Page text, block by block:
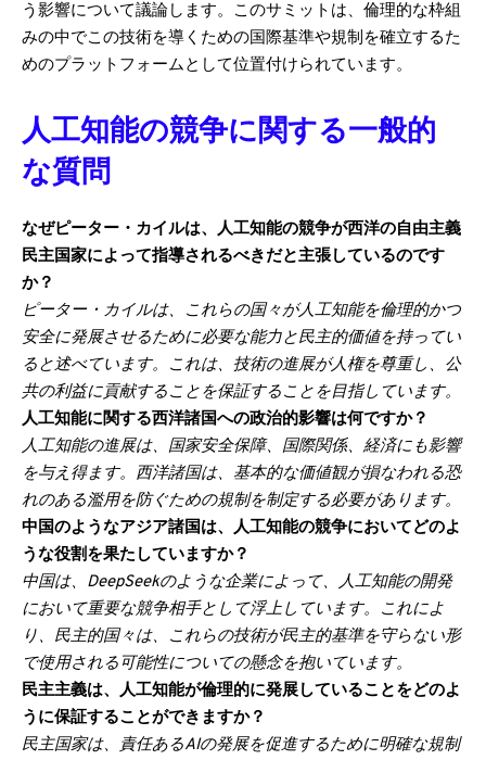
う影響について議論します。このサミットは、倫理的な枠組
みの中でこの技術を導くための国際基準や規制を確立するた
めのプラットフォームとして位置付けられています。
人工知能の競争に関する一般的
な質問
なぜピーター・カイルは、人工知能の競争が西洋の自由主義
民主国家によって指導されるべきだと主張しているのです
か？
ピーター・カイルは、これらの国々が人工知能を倫理的かつ
安全に発展させるために必要な能力と民主的価値を持ってい
ると述べています。これは、技術の進展が人権を尊重し、公
共の利益に貢献することを保証することを目指しています。
人工知能に関する西洋諸国への政治的影響は何ですか？
人工知能の進展は、国家安全保障、国際関係、経済にも影響
を与え得ます。西洋諸国は、基本的な価値観が損なわれる恐
れのある濫用を防ぐための規制を制定する必要があります。
中国のようなアジア諸国は、人工知能の競争においてどのよ
うな役割を果たしていますか？
中国は、DeepSeekのような企業によって、人工知能の開発
において重要な競争相手として浮上しています。これによ
り、民主的国々は、これらの技術が民主的基準を守らない形
で使用される可能性についての懸念を抱いています。
民主主義は、人工知能が倫理的に発展していることをどのよ
うに保証することができますか？
民主国家は、責任あるAIの発展を促進するために明確な規制